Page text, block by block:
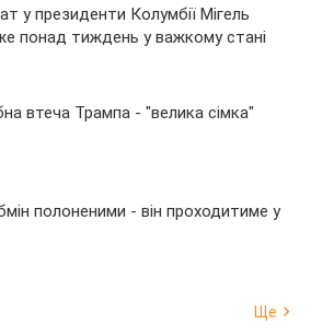
у президенти Колумбії Мігель
понад тиждень у важкому стані
втеча Трампа - "велика сімка"
полоненими - він проходитиме у
Ще